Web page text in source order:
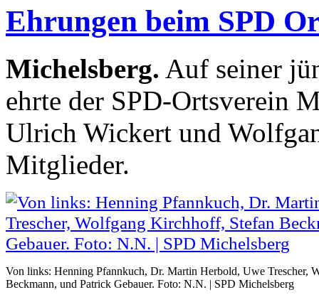
Ehrungen beim SPD
Michelsberg. Auf seiner
ehrte der SPD-Ortsverein
Ulrich Wickert und
Mitglieder.
Von links: Henning Pfannkuch, Dr. Martin Herbold, Uwe Trescher,
Beckmann, und Patrick Gebauer. Foto: N.N. | SPD Michelsberg